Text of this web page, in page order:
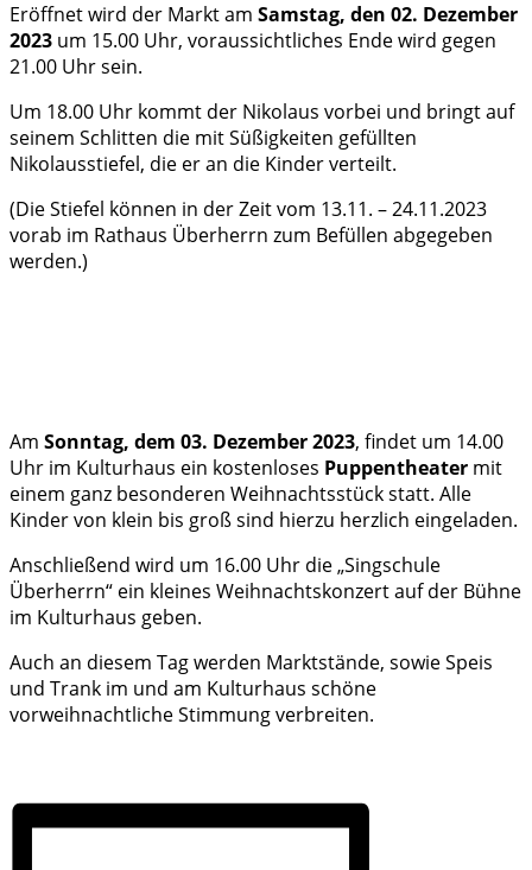
Eröffnet wird der Markt am Samstag, den 02. Dezember
2023 um 15.00 Uhr, voraussichtliches Ende wird gegen
21.00 Uhr sein.
Um 18.00 Uhr kommt der Nikolaus vorbei und bringt auf
seinem Schlitten die mit Süßigkeiten gefüllten
Nikolausstiefel, die er an die Kinder verteilt.
(Die Stiefel können in der Zeit vom 13.11. – 24.11.2023
vorab im Rathaus Überherrn zum Befüllen abgegeben
werden.)
Am Sonntag, dem 03. Dezember 2023, findet um 14.00
Uhr im Kulturhaus ein kostenloses Puppentheater mit
einem ganz besonderen Weihnachtsstück statt. Alle
Kinder von klein bis groß sind hierzu herzlich eingeladen.
Anschließend wird um 16.00 Uhr die „Singschule
Überherrn“ ein kleines Weihnachtskonzert auf der Bühne
im Kulturhaus geben.
Auch an diesem Tag werden Marktstände, sowie Speis
und Trank im und am Kulturhaus schöne
vorweihnachtliche Stimmung verbreiten.